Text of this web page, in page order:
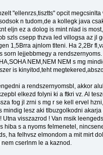
"ellenrzs,tisztts" opcit
n tudom,de a kollegk java
eljn ez a dolog is mint nlad is
szls csepp thzva led villogsa az jl
1,5Brra ajnlom tlteni. Ha 2,2Br
sorn lejjebbmegy a rendszernyoms.
NEM,NEM NEM s mg
is kinyitod,teht
a rendszernyomsbl, akkor
elkezd folyni ki a ftkri vz. Al
fog jl zrni s mg r se kell ervel
mindig lesz aki tlbuzgolkodni
Utna visszazrod ! Van msik
hiba s a nyoms felmenetel,
ha felhvsz elmondom a mit mirt
cserlnm le a kaznod.